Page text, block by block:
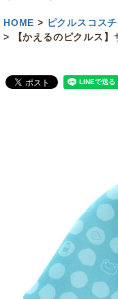
HOME ピクルスコス
【かえるのピクルス